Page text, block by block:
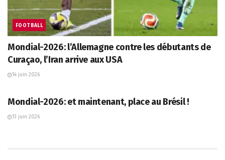
FOOTBALL
Mondial-2026: l’Allemagne contre les débutants de
Curaçao, l’Iran arrive aux USA
14 juin 2026
Mondial-2026: et maintenant, place au Brésil !
13 juin 2026